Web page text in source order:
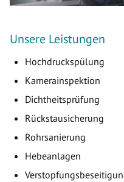
Unsere Leistungen
Hochdruckspülung
Kamerainspektion
Dichtheitsprüfung
Rückstausicherung
Rohrsanierung
Hebeanlagen